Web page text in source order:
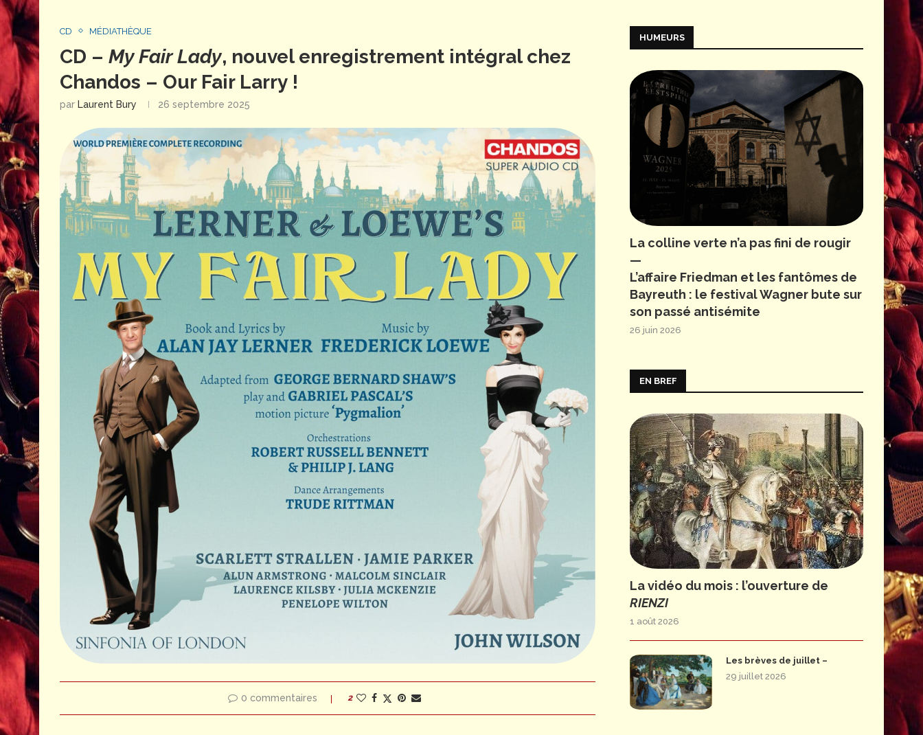
CD MÉDIATHÈQUE
CD – My Fair Lady, nouvel enregistrement intégral chez
Chandos – Our Fair Larry !
par Laurent Bury 26 septembre 2025
0 commentaires 2
HUMEURS
La colline verte n’a pas fini de rougir
—
L’affaire Friedman et les fantômes de
Bayreuth : le festival Wagner bute sur
son passé antisémite
26 juin 2026
EN BREF
La vidéo du mois : l’ouverture de
RIENZI
1 août 2026
Les brèves de juillet –
29 juillet 2026